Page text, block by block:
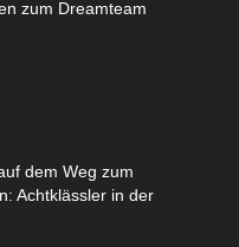
zum Dreamteam
dem Weg zum
Achtklässler in der